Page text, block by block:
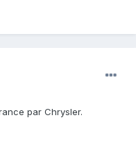
par Chrysler.